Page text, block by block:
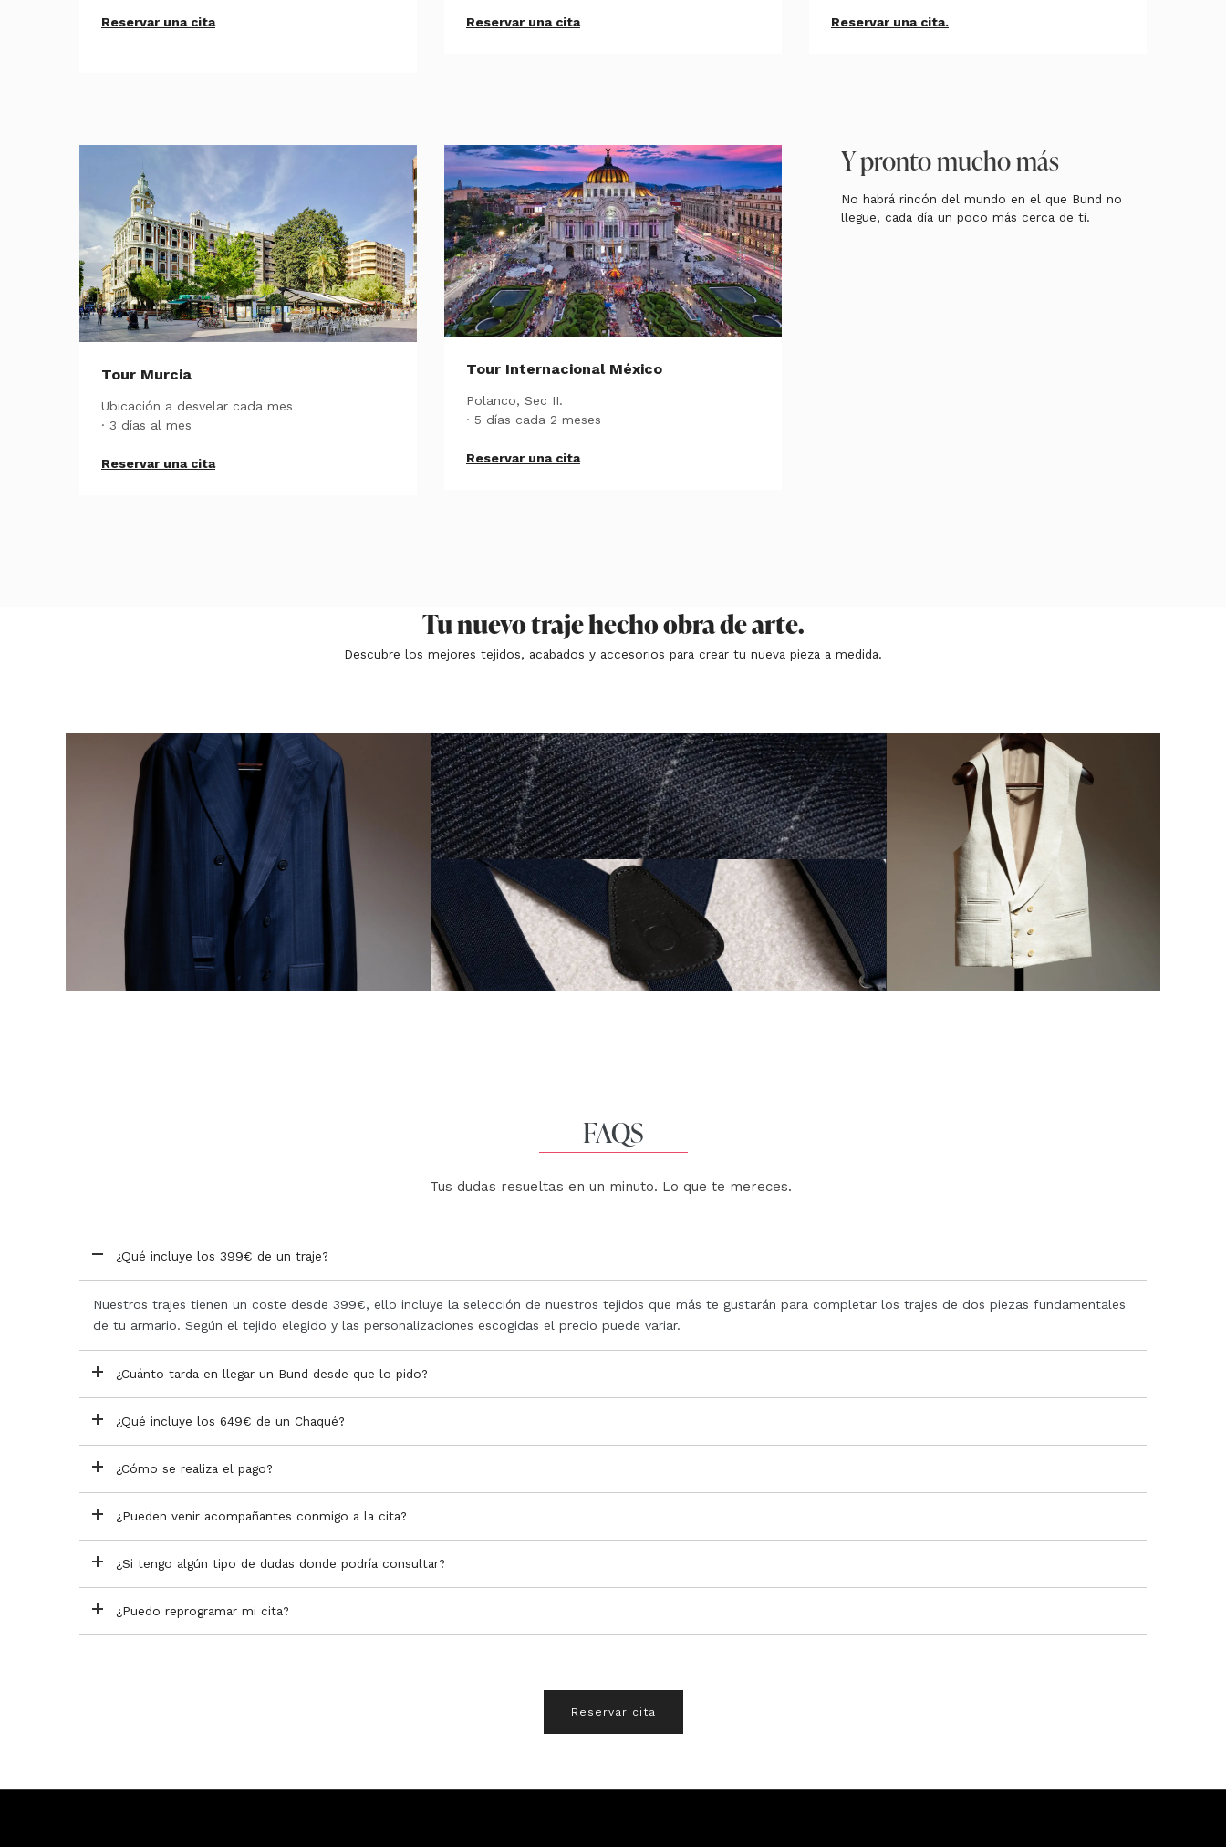
Reservar una cita Reservar una cita Reservar una cita.
Tour Murcia
Ubicación a desvelar cada mes
· 3 días al mes
Reservar una cita
Tour Internacional México
Polanco, Sec II.
· 5 días cada 2 meses
Reservar una cita
Y pronto mucho más
No habrá rincón del mundo en el que Bund no
llegue, cada día un poco más cerca de ti.
Tu nuevo traje hecho obra de arte.
Descubre los mejores tejidos, acabados y accesorios para crear tu nueva pieza a medida.
FAQS
Tus dudas resueltas en un minuto. Lo que te mereces.
¿Qué incluye los 399€ de un traje?
Nuestros trajes tienen un coste desde 399€, ello incluye la selección de nuestros tejidos que más te gustarán para completar los trajes de dos piezas fundamentales
de tu armario. Según el tejido elegido y las personalizaciones escogidas el precio puede variar.
¿Cuánto tarda en llegar un Bund desde que lo pido?
¿Qué incluye los 649€ de un Chaqué?
¿Cómo se realiza el pago?
¿Pueden venir acompañantes conmigo a la cita?
¿Si tengo algún tipo de dudas donde podría consultar?
¿Puedo reprogramar mi cita?
Reservar cita